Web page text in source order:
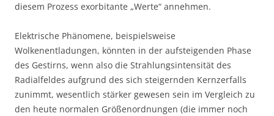
diesem Prozess exorbitante „Werte“ annehmen.
Elektrische Phänomene, beispielsweise
Wolkenentladungen, könnten in der aufsteigenden Phase
des Gestirns, wenn also die Strahlungsintensität des
Radialfeldes aufgrund des sich steigernden Kernzerfalls
zunimmt, wesentlich stärker gewesen sein im Vergleich zu
den heute normalen Größenordnungen (die immer noch